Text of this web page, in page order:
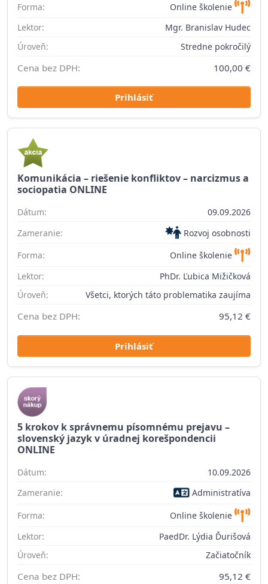
Forma:
Online školenie
Lektor:
Mgr. Branislav Hudec
Úroveň:
Stredne pokročilý
Cena bez DPH: 100,00 €
Prihlásiť
Komunikácia – riešenie konfliktov – narcizmus a
sociopatia ONLINE
Dátum:
09.09.2026
Zameranie:
Rozvoj osobnosti
Forma:
Online školenie
Lektor:
PhDr. Ľubica Mižičková
Úroveň:
Všetci, ktorých táto problematika zaujíma
Cena bez DPH: 95,12 €
Prihlásiť
5 krokov k správnemu písomnému prejavu –
slovenský jazyk v úradnej korešpondencii
ONLINE
Dátum:
10.09.2026
Zameranie:
Administratíva
Forma:
Online školenie
Lektor:
PaedDr. Lýdia Ďurišová
Úroveň:
Začiatočník
Cena bez DPH: 95,12 €